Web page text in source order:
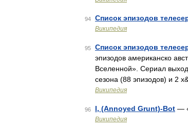
94 Список эпизодов
Википедия
95 Список эпизодов
эпизодов американско
Вселенной». Сериал
сезона (88 эпизодов) и 2
Википедия
96 I, (Annoyed Grunt)-Bot —
Википедия